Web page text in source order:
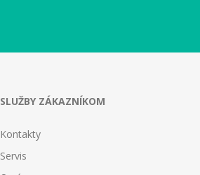
SLUŽBY ZÁKAZNÍKOM
Kontakty
Servis